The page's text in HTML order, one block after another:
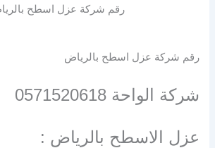
رقم شركة عزل اسطح
رقم شركة عزل اسطح بالرياض
شركة الواحة 0571520618
عزل الاسطح بالرياض :